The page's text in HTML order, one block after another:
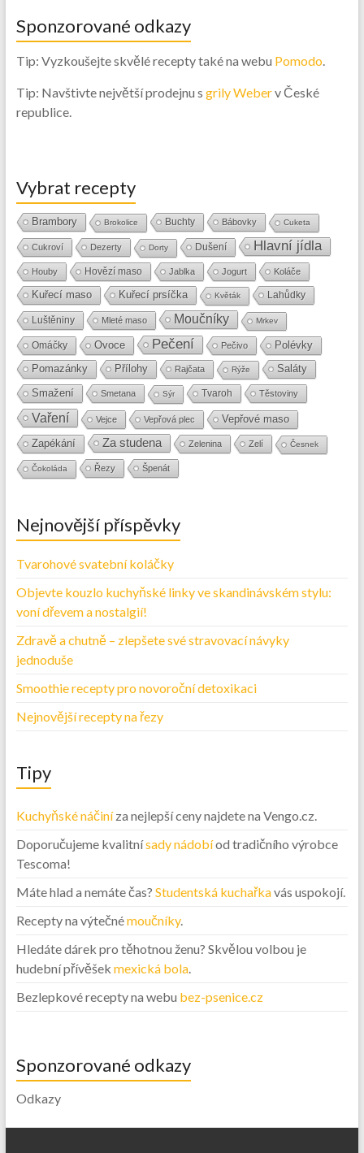
Sponzorované odkazy
Tip: Vyzkoušejte skvělé recepty také na webu Pomodo.
Tip: Navštivte největší prodejnu s grily Weberv České
republice.
Vybrat recepty
Brambory Brokolice Buchty Bábovky Cuketa
Cukroví Dezerty Dorty Dušení Hlavní jídla
Houby Hovězí maso Jablka Jogurt Koláče
Kuřecí maso Kuřecí prsíčka Květák Lahůdky
Luštěniny Mleté maso Moučníky Mrkev
Omáčky Ovoce Pečení Pečivo Polévky
Pomazánky Přílohy Rajčata Rýže
Saláty
Smažení
Smetana Sýr Tvaroh Těstoviny
Vaření Vejce Vepřová plec
Vepřové maso
Zapékání
Za studena Zelenina Zelí Česnek
Čokoláda Řezy Špenát
Nejnovější příspěvky
Tvarohové svatební koláčky
Objevte kouzlo kuchyňské linky ve skandinávském stylu:
voní dřevem a nostalgií!
Zdravě a chutně – zlepšete své stravovací návyky
jednoduše
Smoothie recepty pro novoroční detoxikaci
Nejnovější recepty na řezy
Tipy
Kuchyňské náčiníza nejlepší ceny najdete na Vengo.cz.
Doporučujeme kvalitnísady nádobíod tradičního výrobce
Tescoma!
Máte hlad a nemáte čas? Studentská kuchařkavás uspokojí.
Recepty na výtečnémoučníky.
Hledáte dárek pro těhotnou ženu? Skvělou volbou je
hudební přívěšek mexická bola.
Bezlepkové recepty na webu bez-psenice.cz
Sponzorované odkazy
Odkazy